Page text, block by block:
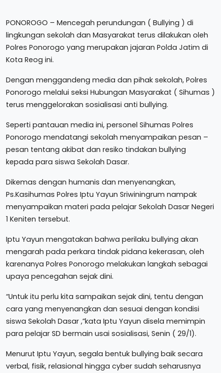
PONOROGO – Mencegah perundungan ( Bullying ) di
lingkungan sekolah dan Masyarakat terus dilakukan oleh
Polres Ponorogo yang merupakan jajaran Polda Jatim di
Kota Reog ini.
Dengan menggandeng media dan pihak sekolah, Polres
Ponorogo melalui seksi Hubungan Masyarakat ( Sihumas )
terus menggelorakan sosialisasi anti bullying.
Seperti pantauan media ini, personel Sihumas Polres
Ponorogo mendatangi sekolah menyampaikan pesan –
pesan tentang akibat dan resiko tindakan bullying
kepada para siswa Sekolah Dasar.
Dikemas dengan humanis dan menyenangkan,
Ps.Kasihumas Polres Iptu Yayun Sriwiningrum nampak
menyampaikan materi pada pelajar Sekolah Dasar Negeri
1 Keniten tersebut.
Iptu Yayun mengatakan bahwa perilaku bullying akan
mengarah pada perkara tindak pidana kekerasan, oleh
karenanya Polres Ponorogo melakukan langkah sebagai
upaya pencegahan sejak dini.
“Untuk itu perlu kita sampaikan sejak dini, tentu dengan
cara yang menyenangkan dan sesuai dengan kondisi
siswa Sekolah Dasar ,”kata Iptu Yayun disela memimpin
para pelajar SD bermain usai sosialisasi, Senin ( 29/1).
Menurut Iptu Yayun, segala bentuk bullying baik secara
verbal, fisik, relasional hingga cyber sudah seharusnya